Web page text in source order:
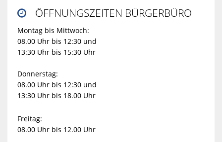
 ÖFFNUNGSZEITEN BÜRGERBÜRO
Montag bis Mittwoch:
08.00 Uhr bis 12:30 und
13:30 Uhr bis 15:30 Uhr
Donnerstag:
08.00 Uhr bis 12:30 und
13:30 Uhr bis 18.00 Uhr
Freitag:
08.00 Uhr bis 12.00 Uhr